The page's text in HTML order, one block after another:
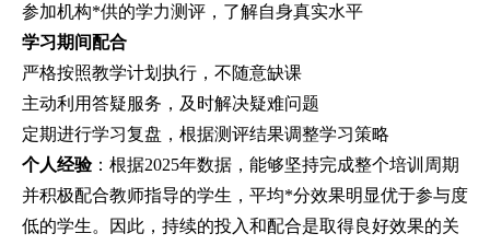
参加机构*供的学力测评，了解自身真实水平
学习期间配合
严格按照教学计划执行，不随意缺课
主动利用答疑服务，及时解决疑难问题
定期进行学习复盘，根据测评结果调整学习策略
个人经验：根据2025年数据，能够坚持完成整个培训周期
并积极配合教师指导的学生，平均*分效果明显优于参与度
低的学生。因此，持续的投入和配合是取得良好效果的关